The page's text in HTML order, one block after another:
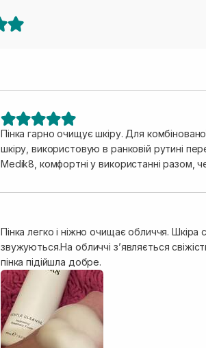
Пінка гарно очищує шкіру. Для
шкіру, використовую в ранковій рутині
Medik8, комфортні у використанні разом,
Пінка легко і ніжно очищає обличчя. Шкіра
звужуються.На обличчі зʼявляється
пінка підійшла добре.